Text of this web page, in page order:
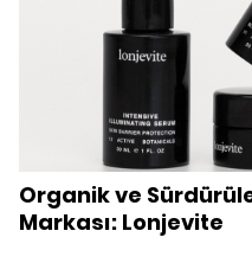
Organik ve
Markası: Lonjevite